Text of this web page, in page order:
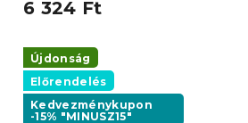
6 324 Ft
Újdonság
Előrendelés
Kedvezménykupon
-15% "MINUSZ15"